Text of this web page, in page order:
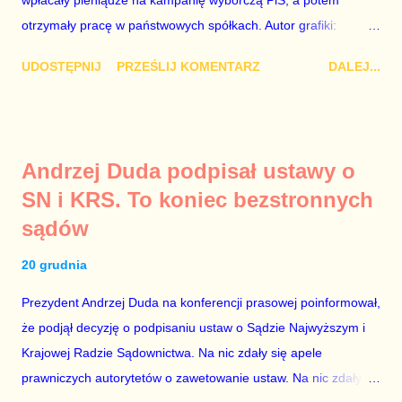
oskarżany polityk milczy. Tygod...
otrzymały pracę w państwowych spółkach. Autor grafiki:
polityków PO na ten temat. Pokazanie kilkunastu przypadków
PiS, a następnie uzyskują stanowiska w spółkach Skarbu
Państwa ze względu na to, że partia PiS obsadziła zarządy
tych spółek i wymienia profesjonalistów na kadry partyjne.
które zawsze może się zdarzyć, a polegającym na tym, że
osoba z kwalifikacjami wpłaca na partię polityczną, a następnie
obejmuje prace w spółce, która jest zarządzana pośrednio
przez ta partię. Przeciwnie. Przedstawienie pierwszej gr...
UDOSTĘPNIJ PRZEŚLIJ KOMENTARZ DALEJ...
Andrzej Duda podpisał ustawy o
SN i KRS. To koniec bezstronnych
sądów
20 grudnia
Prezydent Andrzej Duda na konferencji prasowej poinformował,
że podjął decyzję o podpisaniu ustaw o Sądzie Najwyższym i
Krajowej Radzie Sądownictwa. Na nic zdały się apele
prawniczych autorytetów o zawetowanie ustaw. Na nic zdały